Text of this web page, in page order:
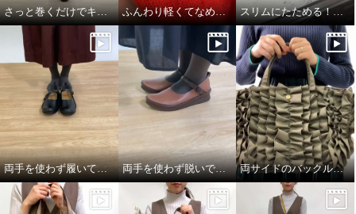
さっと巻くだけでキマる！アレンジ3選 ふんわり軽くてなめらかであったかい！ スリムにたためる！メガネケース
両手を使わず履いてみた！ 両手を使わず脱いでみた！ 両サイドのバックルを留めると、、、